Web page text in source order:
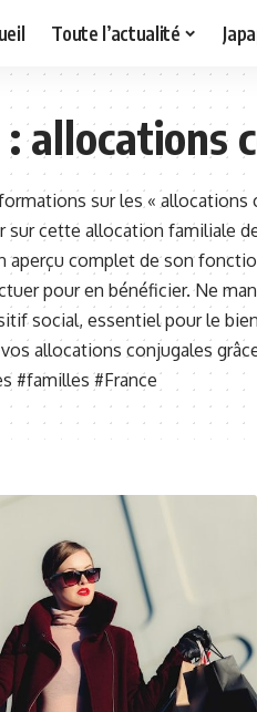
Toute l’actualité
:allocations
sur les « allocations
sur cette allocation familiale
aperçu complet de son
pour en bénéficier. Ne
social, essentiel pour le
allocations conjugales
#familles #France